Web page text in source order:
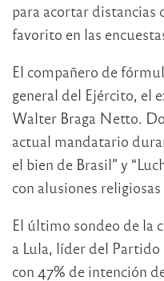
para acortar distancias
favorito en las
El compañero de
general del Ejército, el
Walter Braga Netto.
actual mandatario
el bien de Brasil” y
con alusiones
El último sondeo de la
a Lula, líder del Partido
con 47% de intención